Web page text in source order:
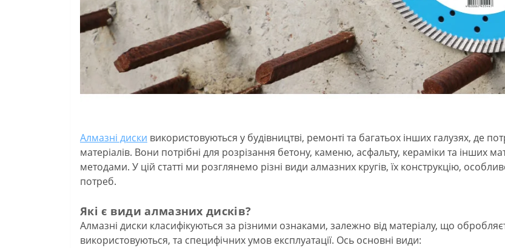
Алмазні диски використовуються у будівництві, ремонті та багатьох інших галузях, де
матеріалів. Вони потрібні для розрізання бетону, каменю, асфальту, кераміки та інших
методами. У цій статті ми розглянемо різні види алмазних кругів, їх конструкцію,
потреб.
Які є види алмазних дисків?
Алмазні диски класифікуються за різними ознаками, залежно від матеріалу, що
використовуються, та специфічних умов експлуатації. Ось основні види: